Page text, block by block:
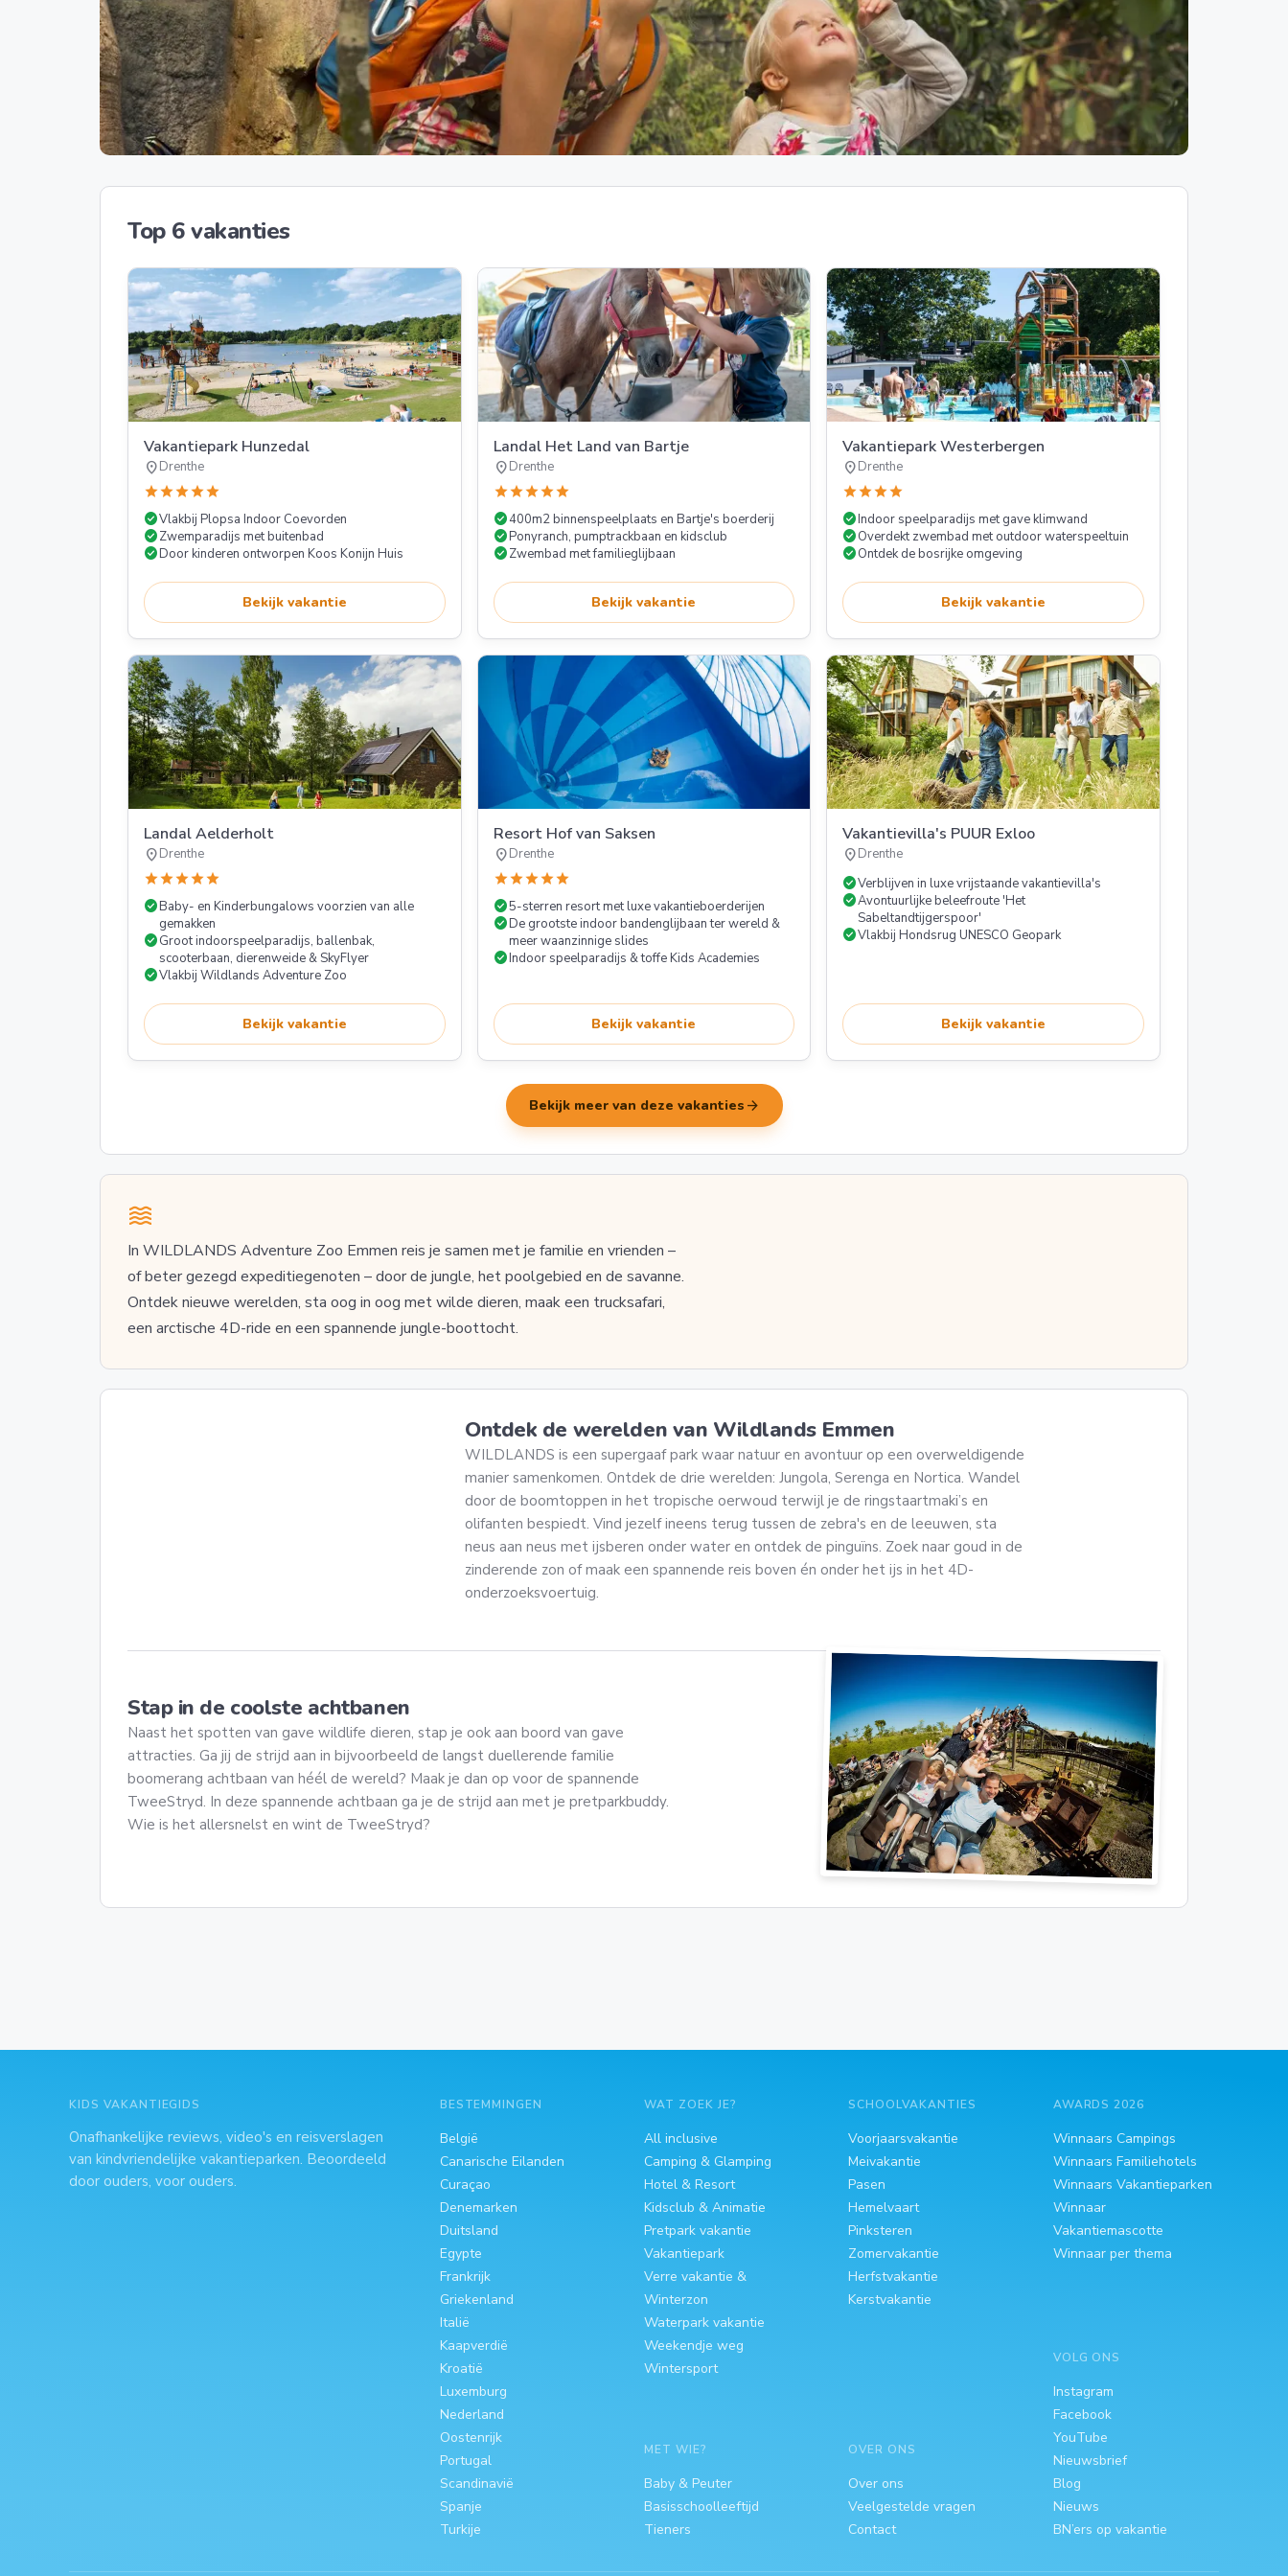
Top 6 vakanties
Vakantiepark Hunzedal
location_onDrenthe
starstarstarstarstar
check_circleVlakbij Plopsa Indoor Coevorden
check_circleZwemparadijs met buitenbad
check_circleDoor kinderen ontworpen Koos Konijn Huis
Bekijk vakantie
Landal Het Land van Bartje
location_onDrenthe
starstarstarstarstar
check_circle400m2 binnenspeelplaats en Bartje's boerderij
check_circlePonyranch, pumptrackbaan en kidsclub
check_circleZwembad met familieglijbaan
Bekijk vakantie
Vakantiepark Westerbergen
location_onDrenthe
starstarstarstar
check_circleIndoor speelparadijs met gave klimwand
check_circleOverdekt zwembad met outdoor waterspeeltuin
check_circleOntdek de bosrijke omgeving
Bekijk vakantie
Landal Aelderholt
location_onDrenthe
starstarstarstarstar
check_circleBaby- en Kinderbungalows voorzien van alle
gemakken
check_circleGroot indoorspeelparadijs, ballenbak,
scooterbaan, dierenweide & SkyFlyer
check_circleVlakbij Wildlands Adventure Zoo
Bekijk vakantie
Resort Hof van Saksen
location_onDrenthe
starstarstarstarstar
check_circle5-sterren resort met luxe vakantieboerderijen
check_circleDe grootste indoor bandenglijbaan ter wereld &
meer waanzinnige slides
check_circleIndoor speelparadijs & toffe Kids Academies
Bekijk vakantie
Vakantievilla's PUUR Exloo
location_onDrenthe
check_circleVerblijven in luxe vrijstaande vakantievilla's
check_circleAvontuurlijke beleefroute 'Het
Sabeltandtijgerspoor'
check_circleVlakbij Hondsrug UNESCO Geopark
Bekijk vakantie
Bekijk meer van deze vakanties arrow_forward
In WILDLANDS Adventure Zoo Emmen reis je samen met je familie en vrienden –
of beter gezegd expeditiegenoten – door de jungle, het poolgebied en de savanne.
Ontdek nieuwe werelden, sta oog in oog met wilde dieren, maak een trucksafari,
een arctische 4D-ride en een spannende jungle-boottocht.
Ontdek de werelden van Wildlands Emmen
WILDLANDS is een supergaaf park waar natuur en avontuur op een overweldigende
manier samenkomen. Ontdek de drie werelden: Jungola, Serenga en Nortica. Wandel
door de boomtoppen in het tropische oerwoud terwijl je de ringstaartmaki’s en
olifanten bespiedt. Vind jezelf ineens terug tussen de zebra's en de leeuwen, sta
neus aan neus met ijsberen onder water en ontdek de pinguïns. Zoek naar goud in de
zinderende zon of maak een spannende reis boven én onder het ijs in het 4D-
onderzoeksvoertuig.
Stap in de coolste achtbanen
Naast het spotten van gave wildlife dieren, stap je ook aan boord van gave
attracties. Ga jij de strijd aan in bijvoorbeeld de langst duellerende familie
boomerang achtbaan van héél de wereld? Maak je dan op voor de spannende
TweeStryd. In deze spannende achtbaan ga je de strijd aan met je pretparkbuddy.
Wie is het allersnelst en wint de TweeStryd?
KIDS VAKANTIEGIDS
Onafhankelijke reviews, video's en reisverslagen
van kindvriendelijke vakantieparken. Beoordeeld
door ouders, voor ouders.
BESTEMMINGEN
België
Canarische Eilanden
Curaçao
Denemarken
Duitsland
Egypte
Frankrijk
Griekenland
Italië
Kaapverdië
Kroatië
Luxemburg
Nederland
Oostenrijk
Portugal
Scandinavië
Spanje
Turkije
WAT ZOEK JE?
All inclusive
Camping & Glamping
Hotel & Resort
Kidsclub & Animatie
Pretpark vakantie
Vakantiepark
Verre vakantie &
Winterzon
Waterpark vakantie
Weekendje weg
Wintersport
MET WIE?
Baby & Peuter
Basisschoolleeftijd
Tieners
SCHOOLVAKANTIES
Voorjaarsvakantie
Meivakantie
Pasen
Hemelvaart
Pinksteren
Zomervakantie
Herfstvakantie
Kerstvakantie
OVER ONS
Over ons
Veelgestelde vragen
Contact
AWARDS 2026
Winnaars Campings
Winnaars Familiehotels
Winnaars Vakantieparken
Winnaar
Vakantiemascotte
Winnaar per thema
VOLG ONS
Instagram
Facebook
YouTube
Nieuwsbrief
Blog
Nieuws
BN’ers op vakantie